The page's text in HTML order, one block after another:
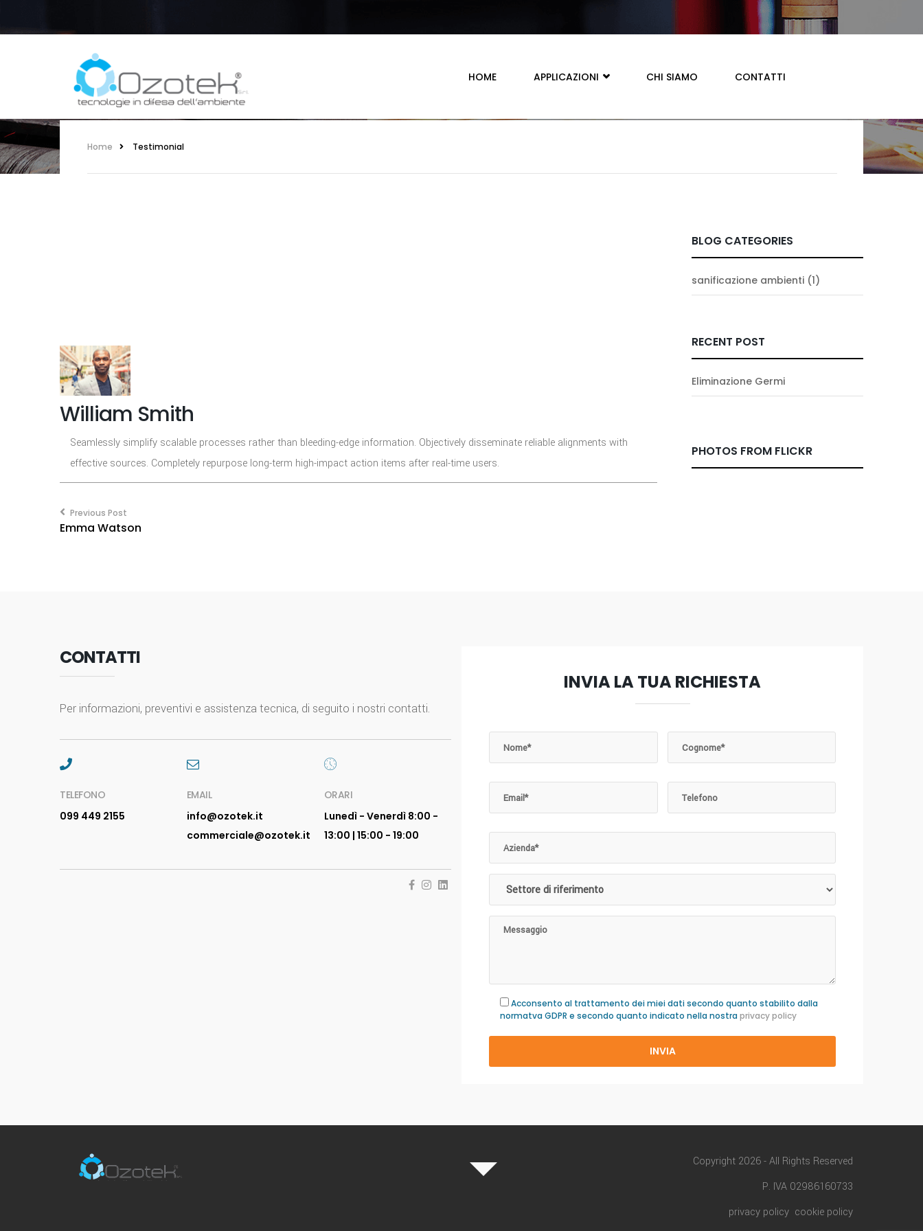
HOME APPLICAZIONI CHI SIAMO CONTATTI
TESTIMONIAL
Home Testimonial
BLOG CATEGORIES
sanificazione ambienti (1)
RECENT POST
Eliminazione Germi
PHOTOS FROM FLICKR
William Smith
Seamlessly simplify scalable processes rather than bleeding-edge information. Objectively disseminate reliable alignments with
effective sources. Completely repurpose long-term high-impact action items after real-time users.
Post
navigation
Previous Post
Emma Watson
CONTATTI
Per informazioni, preventivi e assistenza tecnica, di seguito i nostri contatti.
TELEFONO
099 449 2155
EMAIL
info@ozotek.it
commerciale@ozotek.it
ORARI
Lunedì - Venerdì 8:00 -
13:00 | 15:00 - 19:00
INVIA LA TUA RICHIESTA
Acconsento al trattamento dei miei dati secondo quanto stabilito dalla
normatva GDPR e secondo quanto indicato nella nostra privacy policy
Copyright 2026 - All Rights Reserved
P. IVA 02986160733
privacy policy cookie policy